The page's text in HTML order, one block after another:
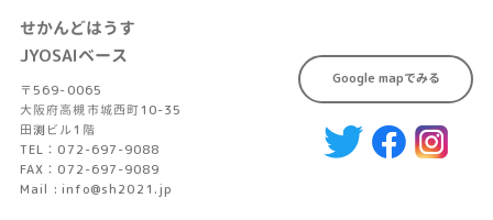
せかんどはうす
JYOSAIベース
〒569-0065
大阪府高槻市城西町10-35
田渕ビル1階
TEL：072-697-9088
FAX：072-697-9089
Mail : info@sh2021.jp
Google mapでみる